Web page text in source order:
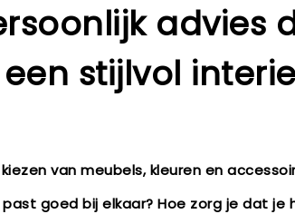
advies
stijlvol
van meubels, kleuren en
goed bij elkaar? Hoe zorg je dat je